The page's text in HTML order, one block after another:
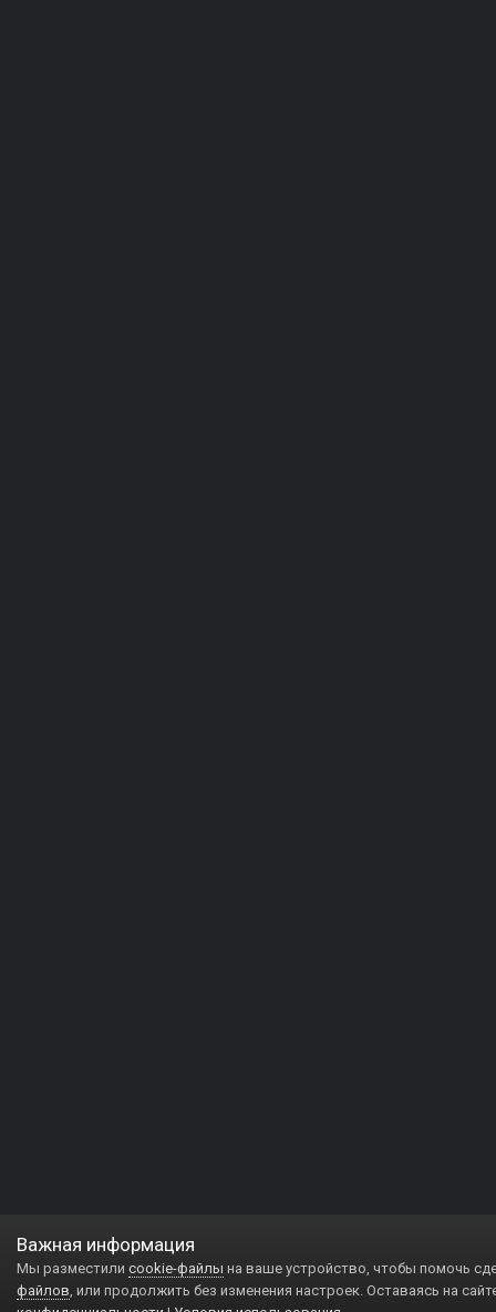
Важная информация
Мы разместили cookie-файлы на ваше устройство, чтобы помочь
файлов, или продолжить без изменения настроек. Оставаясь на